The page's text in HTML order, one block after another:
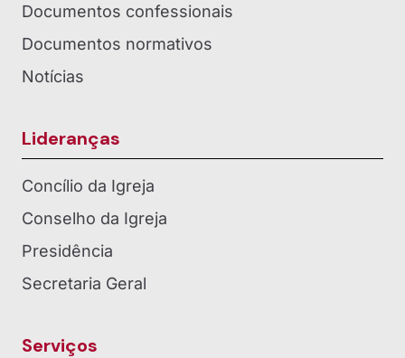
Documentos confessionais
Documentos normativos
Notícias
Lideranças
Concílio da Igreja
Conselho da Igreja
Presidência
Secretaria Geral
Serviços